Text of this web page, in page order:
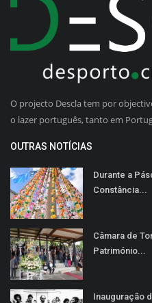
O projecto Descla tem por
o lazer português, tanto em
OUTRAS NOTÍCIAS
Durante a
Constância...
Câmara de
Património...
Inauguração